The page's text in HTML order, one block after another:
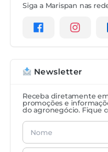
Siga a Marispan nas
Newsletter
Receba diretamente
promoções e
do agronegócio. Fique